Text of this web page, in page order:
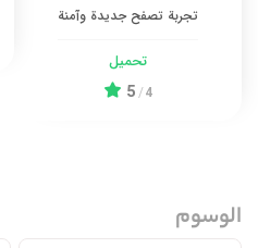
تجربة تصفح جديدة وآمنة
تحميل
4
/
5
الوسوم